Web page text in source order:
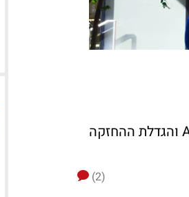
מניית החברה־האם של גוגל ממשיכה לטפס על רקע הצמיחה בענן, השקעות ה־AI והגדלת ההחזקה
(2)